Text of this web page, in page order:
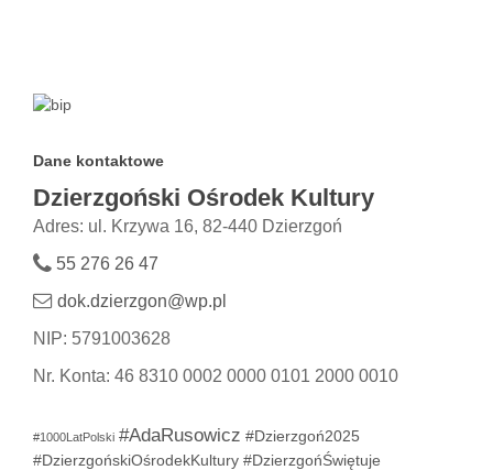
Dane kontaktowe
Dzierzgoński Ośrodek Kultury
Adres: ul. Krzywa 16, 82-440 Dzierzgoń
55 276 26 47
dok.dzierzgon@wp.pl
NIP: 5791003628
Nr. Konta: 46 8310 0002 0000 0101 2000 0010
#1000LatPolski #AdaRusowicz #Dzierzgoń2025
#DzierzgońskiOśrodekKultury #DzierzgońŚwiętuje